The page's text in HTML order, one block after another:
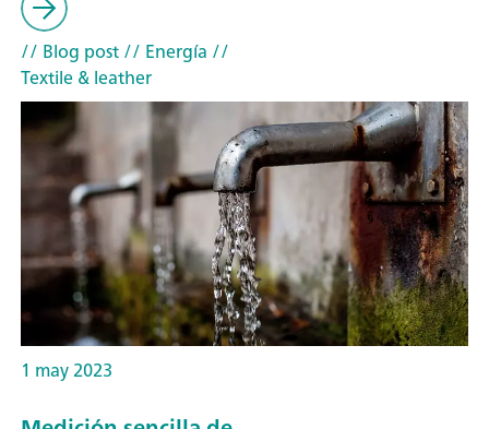
// Blog post// Energía //
Textile & leather
1 may 2023